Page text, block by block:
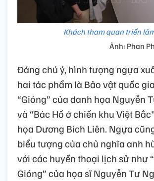
Khách tham quan triển
Ảnh: Phan
Đáng chú ý, hình tượng ngựa
hai tác phẩm là Bảo vật quốc
“Gióng” của danh họa Nguyễn
và “Bác Hồ ở chiến khu Việt
họa Dương Bích Liên. Ngựa
biểu tượng của chủ nghĩa anh
với các huyền thoại lịch sử như
Gióng” của họa sĩ Nguyễn Tư